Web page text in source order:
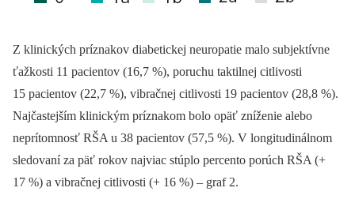
Z klinických príznakov diabetickej neuropatie malo subjektívne
ťažkosti 11 pacientov (16,7 %), poruchu taktilnej citlivosti
15 pacientov (22,7 %), vibračnej citlivosti 19 pacientov (28,8 %).
Najčastejším klinickým príznakom bolo opäť zníženie alebo
neprítomnosť RŠA u 38 pacientov (57,5 %). V longitudinálnom
sledovaní za päť rokov najviac stúplo percento porúch RŠA (+
17 %) a vibračnej citlivosti (+ 16 %) –⁠ graf 2.